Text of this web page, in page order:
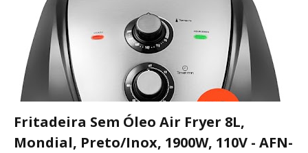
Fritadeira Sem Óleo Air Fryer 8L,
Mondial, Preto/Inox, 1900W, 110V - AFN-